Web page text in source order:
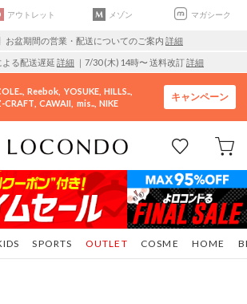
アウトレット メゾン マガシーク
お盆期間の営業・配送についてのご案内 詳細
る配送遅延 詳細 ｜7/30 (木) 14時〜 送料改訂詳細
Reebok YOSUKE HILLS..
CRAFT CAWAII mis.. NIKE
キャンペーン
SPORTS COSME HOME
OUTLET